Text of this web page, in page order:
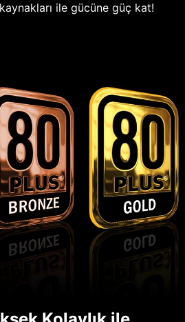
ile gücüne güç kat!